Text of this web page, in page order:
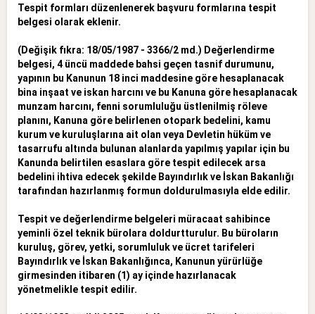
Tespit formları düzenlenerek başvuru formlarına tespit
belgesi olarak eklenir.
(Değişik fıkra: 18/05/1987 - 3366/2 md.) Değerlendirme
belgesi, 4 üncü maddede bahsi geçen tasnif durumunu,
yapının bu Kanunun 18 inci maddesine göre hesaplanacak
bina inşaat ve iskan harcını ve bu Kanuna göre hesaplanacak
munzam harcını, fenni sorumluluğu üstlenilmiş röleve
planını, Kanuna göre belirlenen otopark bedelini, kamu
kurum ve kuruluşlarına ait olan veya Devletin hüküm ve
tasarrufu altında bulunan alanlarda yapılmış yapılar için bu
Kanunda belirtilen esaslara göre tespit edilecek arsa
bedelini ihtiva edecek şekilde Bayındırlık ve İskan Bakanlığı
tarafından hazırlanmış formun doldurulmasıyla elde edilir.
Tespit ve değerlendirme belgeleri müracaat sahibince
yeminli özel teknik bürolara doldurtturulur. Bu büroların
kuruluş, görev, yetki, sorumluluk ve ücret tarifeleri
Bayındırlık ve İskan Bakanlığınca, Kanunun yürürlüğe
girmesinden itibaren (1) ay içinde hazırlanacak
yönetmelikle tespit edilir.